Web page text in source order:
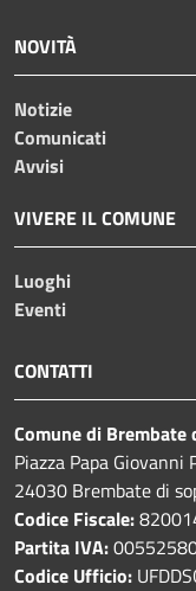
NOVITÀ
Notizie
Comunicati
Avvisi
VIVERE IL COMUNE
Luoghi
Eventi
CONTATTI
Comune di Brembate
Piazza Papa Giovanni
24030 Brembate di
Codice Fiscale:
Partita IVA:
Codice Ufficio: